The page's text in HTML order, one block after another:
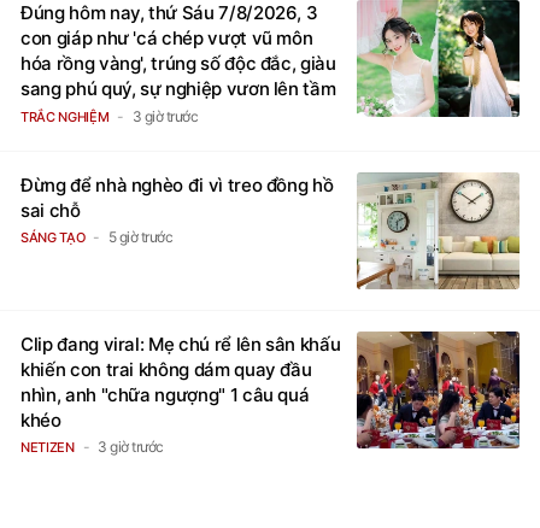
Đúng hôm nay, thứ Sáu 7/8/2026, 3
con giáp như 'cá chép vượt vũ môn
hóa rồng vàng', trúng số độc đắc, giàu
sang phú quý, sự nghiệp vươn lên tầm
cao mới
TRẮC NGHIỆM 3 giờ trước
Đừng để nhà nghèo đi vì treo đồng hồ
sai chỗ
SÁNG TẠO 5 giờ trước
Clip đang viral: Mẹ chú rể lên sân khấu
khiến con trai không dám quay đầu
nhìn, anh "chữa ngượng" 1 câu quá
khéo
NETIZEN 3 giờ trước